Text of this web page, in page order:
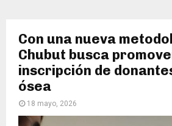
Con una nueva
Chubut busca
inscripción de
ósea
18 mayo, 2026